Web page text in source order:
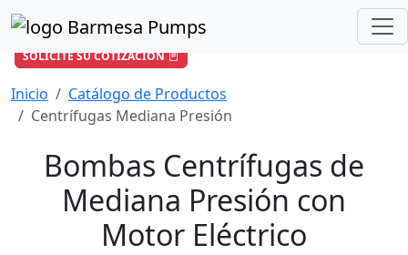
¿Cómo podemos ayudarle?
ventas-co@barmesapumps.com
SOLICITE SU COTIZACIÓN
Inicio
Catálogo de Productos
Centrífugas Mediana Presión
Bombas Centrífugas de
Mediana Presión con
Motor Eléctrico